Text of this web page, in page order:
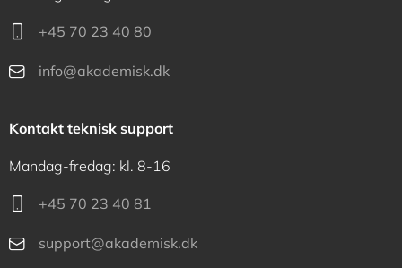
+45 70 23 40 80
info@akademisk.dk
Kontakt teknisk support
Mandag-fredag: kl. 8-16
+45 70 23 40 81
support@akademisk.dk